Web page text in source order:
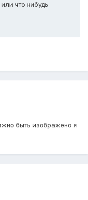
что нибудь
быть изображено я